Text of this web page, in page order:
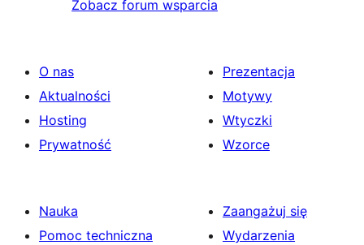
Zobacz forum wsparcia
O nas
Aktualności
Hosting
Prywatność
Prezentacja
Motywy
Wtyczki
Wzorce
Nauka
Pomoc techniczna
Zaangażuj się
Wydarzenia